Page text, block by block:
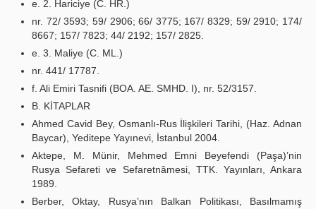
e. 2. Hariciye (C. HR.)
nr. 72/ 3593; 59/ 2906; 66/ 3775; 167/ 8329; 59/ 2910; 174/
8667; 157/ 7823; 44/ 2192; 157/ 2825.
e. 3. Maliye (C. ML.)
nr. 441/ 17787.
f. Ali Emiri Tasnifi (BOA. AE. SMHD. I), nr. 52/3157.
B. KİTAPLAR
Ahmed Cavid Bey, Osmanlı-Rus İlişkileri Tarihi, (Haz. Adnan
Baycar), Yeditepe Yayınevi, İstanbul 2004.
Aktepe, M. Münir, Mehmed Emni Beyefendi (Paşa)’nin
Rusya Sefareti ve Sefaretnâmesi, TTK. Yayınları, Ankara
1989.
Berber, Oktay, Rusya’nın Balkan Politikası, Basılmamış